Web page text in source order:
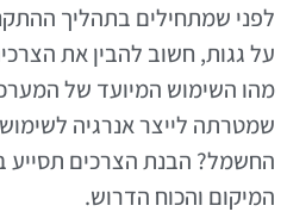
לפני שמתחילים בתהליך
על גגות, חשוב להבין את
מהו השימוש המיועד של
שמטרתה לייצר אנרגיה
החשמל? הבנת הצרכים תסייע
המיקום והכוח הדרוש.